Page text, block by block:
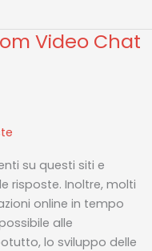
Video Chat
su questi siti e
risposte. Inoltre, molti
online in tempo
alle
lo sviluppo delle